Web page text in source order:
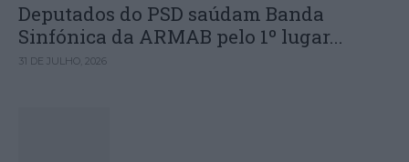
Deputados do PSD saúdam Banda
Sinfónica da ARMAB pelo 1º lugar...
31 DE JULHO, 2026